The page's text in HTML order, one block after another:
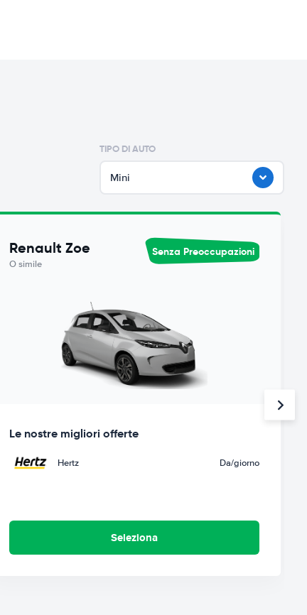
TIPO DI AUTO
Mini
Renault Zoe
O simile
Senza Preoccupazioni
Le nostre migliori offerte
Hertz Da/giorno
Seleziona